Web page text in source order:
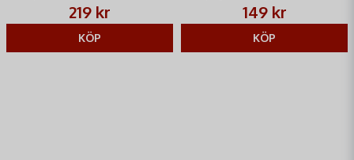
textilimpregnering för alla typer av
textilier
219 kr
KÖP
inte bara för skor149 kr
KÖP